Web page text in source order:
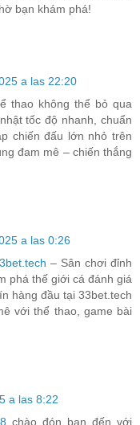
bạn khám phá!
a las 22:20
thao không thể bỏ qua
tốc độ nhanh, chuẩn
chiến đấu lớn nhỏ trên
đam mê – chiến thắng
a las 0:26
– Sân chơi đỉnh
phá thế giới cá đánh giá
hàng đầu tại 33bet.tech
với thể thao, game bài
a las 8:22
chào đón bạn đến với